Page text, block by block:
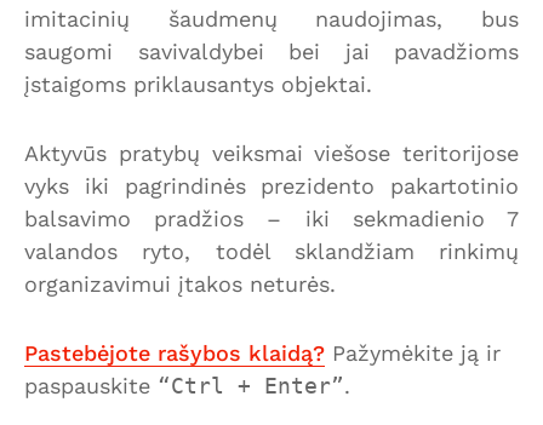
imitacinių šaudmenų naudojimas, bus
saugomi savivaldybei bei jai pavadžioms
įstaigoms priklausantys objektai.
Aktyvūs pratybų veiksmai viešose teritorijose
vyks iki pagrindinės prezidento pakartotinio
balsavimo pradžios – iki sekmadienio 7
valandos ryto, todėl sklandžiam rinkimų
organizavimui įtakos neturės.
Pastebėjote rašybos klaidą? Pažymėkite ją ir
paspauskite
Ctrl + Enter .